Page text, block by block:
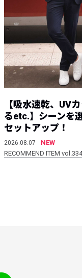
【吸水速乾、UV
るetc.】シーンを
セットアップ！
2026.08.07
NEW
RECOMMEND ITEM vol.334